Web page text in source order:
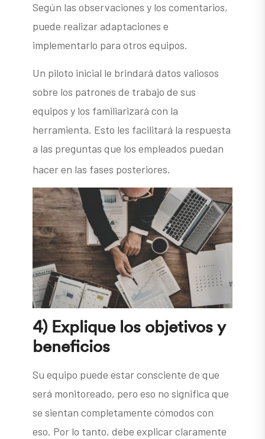
Según las observaciones y los comentarios,
puede realizar adaptaciones e
implementarlo para otros equipos.
Un piloto inicial le brindará datos valiosos
sobre los patrones de trabajo de sus
equipos y los familiarizará con la
herramienta. Esto les facilitará la respuesta
a las preguntas que los empleados puedan
hacer en las fases posteriores.
4) Explique los objetivos y
beneficios
Su equipo puede estar consciente de que
será monitoreado, pero eso no significa que
se sientan completamente cómodos con
eso. Por lo tanto, debe explicar claramente